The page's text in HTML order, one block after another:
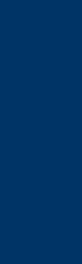
プレ
会も
での
プレ
Sプ
が、
分の
退会
いつ